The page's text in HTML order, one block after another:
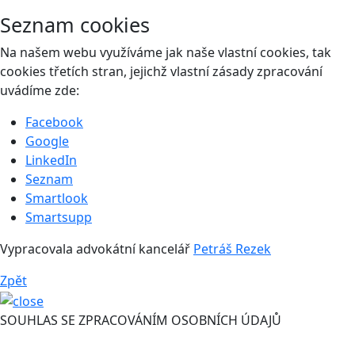
Seznam cookies
Na našem webu využíváme jak naše vlastní cookies, tak
cookies třetích stran, jejichž vlastní zásady zpracování
uvádíme zde:
Facebook
Google
LinkedIn
Seznam
Smartlook
Smartsupp
Vypracovala advokátní kancelář Petráš Rezek
Zpět
SOUHLAS SE ZPRACOVÁNÍM OSOBNÍCH ÚDAJŮ